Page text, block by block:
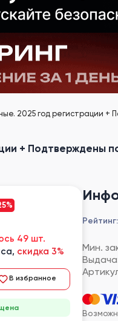
2025 год регистрации +
+ Подтверждены
Рейтинг:
Мин.
49 шт.
скидка 3%
В избранное